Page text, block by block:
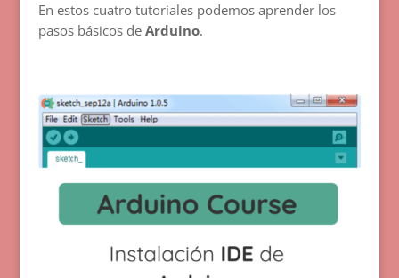
En estos cuatro tutoriales podemos aprender los
pasos básicos de Arduino.